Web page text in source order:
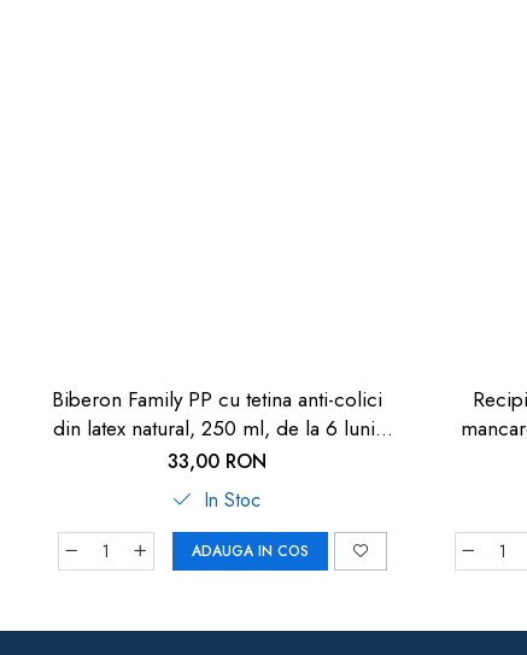
Biberon Family PP cu tetina anti-colici
din latex natural, 250 ml, de la 6 luni,
debit mediu (M), nip 35007
33,00 RON
In Stoc
ADAUGA IN COS